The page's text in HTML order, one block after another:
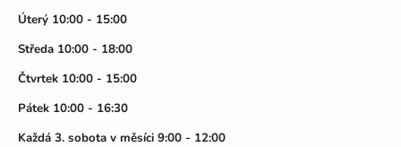
Úterý 10:00 - 15:00
Středa 10:00 - 18:00
Čtvrtek 10:00 - 15:00
Pátek 10:00 - 16:30
Každá 3. sobota v měsíci 9:00 - 12:00